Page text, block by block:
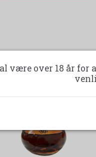
-14%
være over 18 år for